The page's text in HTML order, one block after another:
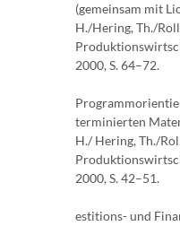
(gemeinsam mit
H./Hering, Th./
2000, S. 64–72.
terminierten
H./ Hering, Th./
2000, S. 42–51.
estitions- und